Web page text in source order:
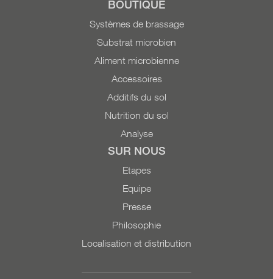
l’agriculture biologique
de compost Répertorié
comme intrant par
l'Institut de recherche de
l'agriculture biologique
BOUTIQUE
Systèmes de brassage
Substrat microbien
Aliment microbienne
Accessoires
Additifs du sol
Nutrition du sol
Analyse
SUR NOUS
Etapes
Equipe
Presse
Philosophie
Localisation et distribution